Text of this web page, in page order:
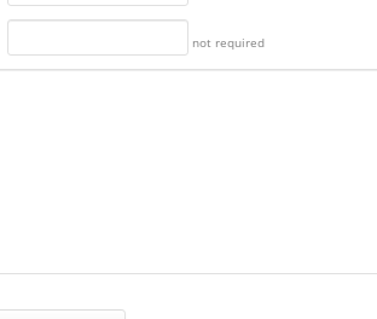
not required